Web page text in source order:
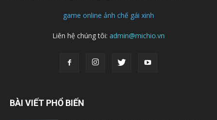
game online ảnh chế gái xinh
Liên hệ chúng tôi: admin@michio.vn
BÀI VIẾT PHỔ BIẾN